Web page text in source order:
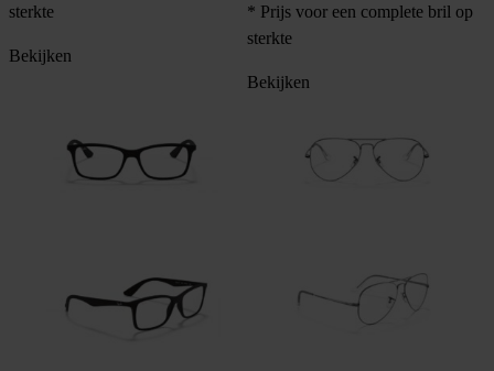
sterkte
Bekijken
* Prijs voor een complete bril op
sterkte
Bekijken